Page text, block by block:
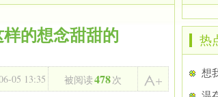
的想念甜甜的
05 13:35 被阅读478次
热